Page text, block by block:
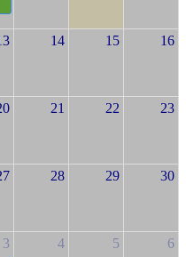
14 15 16
21 22 23
28 29 30
3 4 5 6